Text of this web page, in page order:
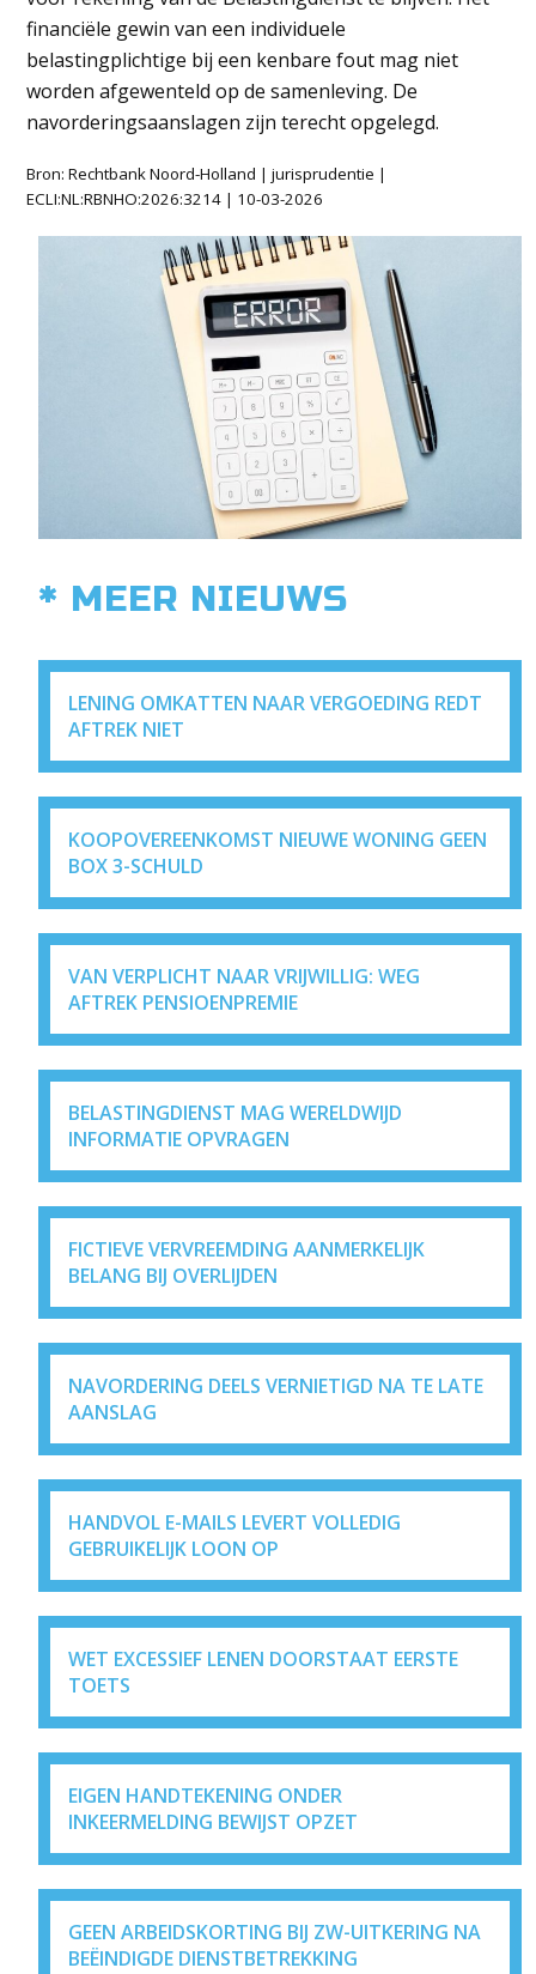
financiële gewin van een individuele
belastingplichtige bij een kenbare fout mag niet
worden afgewenteld op de samenleving. De
navorderingsaanslagen zijn terecht opgelegd.
Bron: Rechtbank Noord-Holland | jurisprudentie |
ECLI:NL:RBNHO:2026:3214 | 10-03-2026
* MEER NIEUWS
LENING OMKATTEN NAAR VERGOEDING REDT
AFTREK NIET
KOOPOVEREENKOMST NIEUWE WONING GEEN
BOX 3-SCHULD
VAN VERPLICHT NAAR VRIJWILLIG: WEG
AFTREK PENSIOENPREMIE
BELASTINGDIENST MAG WERELDWIJD
INFORMATIE OPVRAGEN
FICTIEVE VERVREEMDING AANMERKELIJK
BELANG BIJ OVERLIJDEN
NAVORDERING DEELS VERNIETIGD NA TE LATE
AANSLAG
HANDVOL E-MAILS LEVERT VOLLEDIG
GEBRUIKELIJK LOON OP
WET EXCESSIEF LENEN DOORSTAAT EERSTE
TOETS
EIGEN HANDTEKENING ONDER
INKEERMELDING BEWIJST OPZET
GEEN ARBEIDSKORTING BIJ ZW-UITKERING NA
BEËINDIGDE DIENSTBETREKKING